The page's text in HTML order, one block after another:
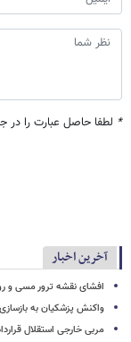
* لطفا حاصل عبارت را در
آخرین اخبار
افشای نقشه ترور مسی و
واکنش پزشکیان به
مربی خارجی استقلال